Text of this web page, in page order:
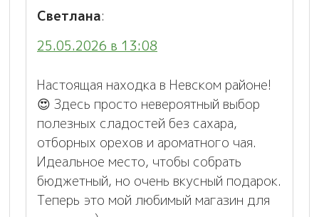
Светлана:
25.05.2026 в 13:08
Настоящая находка в Невском районе!
😍 Здесь просто невероятный выбор
полезных сладостей без сахара,
отборных орехов и ароматного чая.
Идеальное место, чтобы собрать
бюджетный, но очень вкусный подарок.
Теперь это мой любимый магазин для